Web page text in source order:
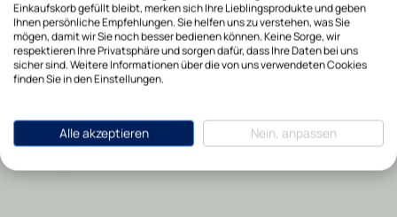
Materialart Keramik
Höhe in cm 8
Recommended Retail
99,95
Einkaufskorb gefüllt bleibt, merken sich Ihre Lieblingsprodukte und geben
Ihnen persönliche Empfehlungen. Sie helfen uns zu verstehen, was Sie
mögen, damit wir Sie noch besser bedienen können. Keine Sorge, wir
respektieren Ihre Privatsphäre und sorgen dafür, dass Ihre Daten bei uns
sicher sind. Weitere Informationen über die von uns verwendeten Cookies
finden Sie in den Einstellungen.
Alle akzeptieren Nein, anpassen